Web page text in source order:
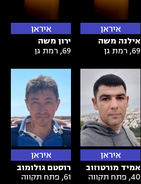
איראן
אילנה משה
69
, רמת גן
איראן
ירון משה
69
, רמת גן
איראן
אמיד מורטוזוב
40
, פתח תקווה
איראן
רוסטם גולומוב
61
, פתח תקווה